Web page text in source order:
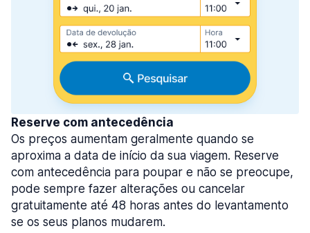
Reserve com antecedência
Os preços aumentam geralmente quando se
aproxima a data de início da sua viagem. Reserve
com antecedência para poupar e não se preocupe,
pode sempre fazer alterações ou cancelar
gratuitamente até 48 horas antes do levantamento
se os seus planos mudarem.